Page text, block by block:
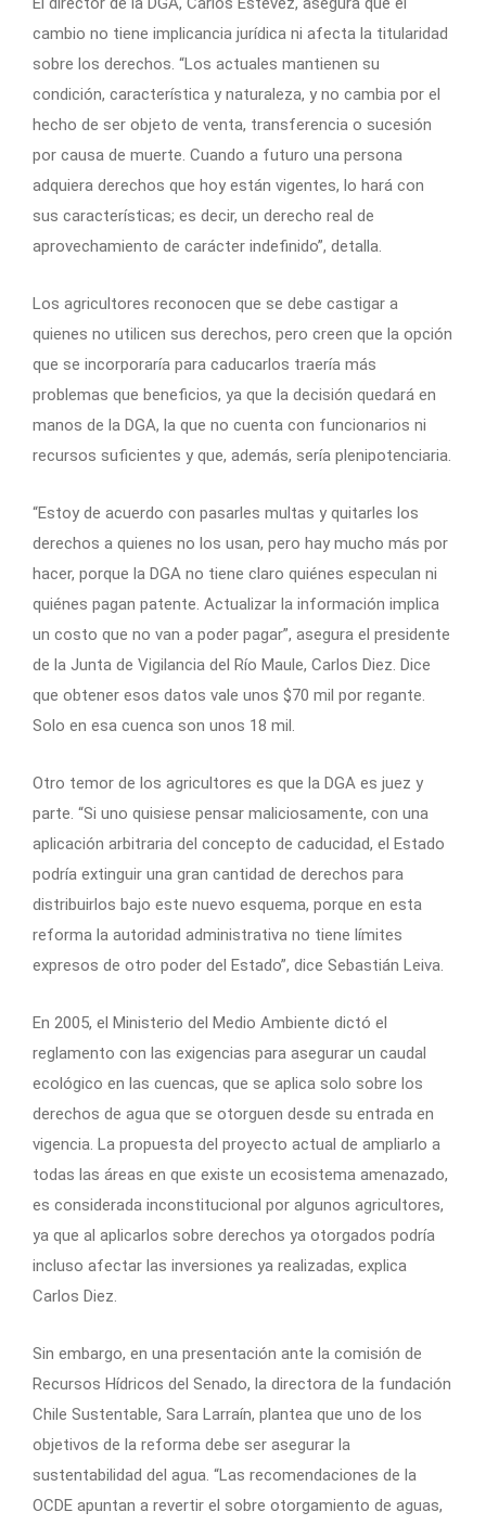
cambio no tiene implicancia jurídica ni afecta la titularidad
sobre los derechos. “Los actuales mantienen su
condición, característica y naturaleza, y no cambia por el
hecho de ser objeto de venta, transferencia o sucesión
por causa de muerte. Cuando a futuro una persona
adquiera derechos que hoy están vigentes, lo hará con
sus características; es decir, un derecho real de
aprovechamiento de carácter indefinido”, detalla.
Los agricultores reconocen que se debe castigar a
quienes no utilicen sus derechos, pero creen que la opción
que se incorporaría para caducarlos traería más
problemas que beneficios, ya que la decisión quedará en
manos de la DGA, la que no cuenta con funcionarios ni
recursos suficientes y que, además, sería plenipotenciaria.
“Estoy de acuerdo con pasarles multas y quitarles los
derechos a quienes no los usan, pero hay mucho más por
hacer, porque la DGA no tiene claro quiénes especulan ni
quiénes pagan patente. Actualizar la información implica
un costo que no van a poder pagar”, asegura el presidente
de la Junta de Vigilancia del Río Maule, Carlos Diez. Dice
que obtener esos datos vale unos $70 mil por regante.
Solo en esa cuenca son unos 18 mil.
Otro temor de los agricultores es que la DGA es juez y
parte. “Si uno quisiese pensar maliciosamente, con una
aplicación arbitraria del concepto de caducidad, el Estado
podría extinguir una gran cantidad de derechos para
distribuirlos bajo este nuevo esquema, porque en esta
reforma la autoridad administrativa no tiene límites
expresos de otro poder del Estado”, dice Sebastián Leiva.
En 2005, el Ministerio del Medio Ambiente dictó el
reglamento con las exigencias para asegurar un caudal
ecológico en las cuencas, que se aplica solo sobre los
derechos de agua que se otorguen desde su entrada en
vigencia. La propuesta del proyecto actual de ampliarlo a
todas las áreas en que existe un ecosistema amenazado,
es considerada inconstitucional por algunos agricultores,
ya que al aplicarlos sobre derechos ya otorgados podría
incluso afectar las inversiones ya realizadas, explica
Carlos Diez.
Sin embargo, en una presentación ante la comisión de
Recursos Hídricos del Senado, la directora de la fundación
Chile Sustentable, Sara Larraín, plantea que uno de los
objetivos de la reforma debe ser asegurar la
sustentabilidad del agua. “Las recomendaciones de la
OCDE apuntan a revertir el sobre otorgamiento de aguas,